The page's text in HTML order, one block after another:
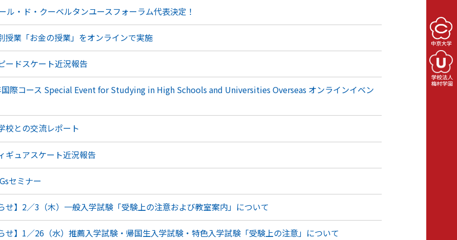
・ド・クーベルタンユースフォーラム代表決定！
授業「お金の授業」をオンラインで実施
ードスケート近況報告
国際コース Special Event for Studying in High Schools and Universities Overseas オンラインイベン
校との交流レポート
ギュアスケート近況報告
セミナー
せ】2／3（木）一般入学試験「受験上の注意および教室案内」について
せ】1／26（水）推薦入学試験・帰国生入学試験・特色入学試験「受験上の注意」について